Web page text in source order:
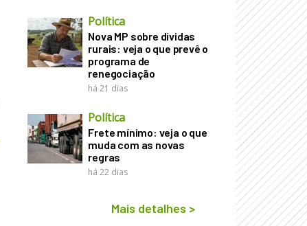
Política
Nova MP sobre dívidas
rurais: veja o que prevê o
programa de
renegociação
há 21 dias
Política
Frete mínimo: veja o que
muda com as novas
regras
há 22 dias
Mais detalhes >